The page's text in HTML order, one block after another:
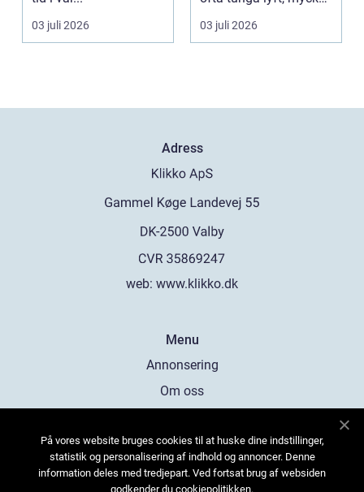
03 juli 2026
logis...
03 juli 2026
Adress
web: www.klikko.dk
Menu
Annonsering
Om oss
Kontakta oss
Sitemap
På vores website bruges cookies til at huske dine indstillinger,
statistik og personalisering af indhold og annoncer. Denne
information deles med tredjepart. Ved fortsat brug af websiden
godkender du cookiepolitikken.